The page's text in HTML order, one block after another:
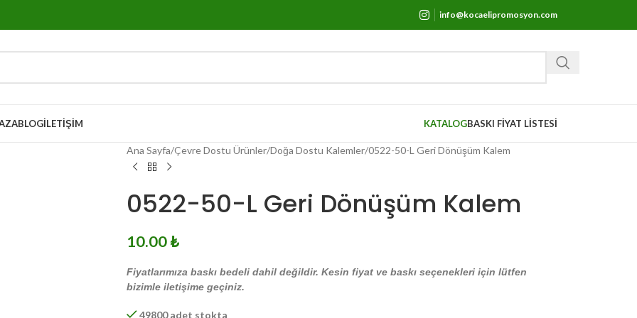
info@kocaelipromosyon.com
BLOGİLETIŞIM KATALOGBASKI FİYAT LİSTESİ
Ana Sayfa Çevre Dostu Ürünler Doğa Dostu Kalemler 0522-50-L Geri Dönüşüm Kalem
0522-50-L Geri Dönüşüm Kalem
10.00₺
Fiyatlarımıza baskı bedeli dahil değildir. Kesin fiyat ve baskı seçenekleri için lütfen
bizimle iletişime geçiniz.
49800 adet stokta